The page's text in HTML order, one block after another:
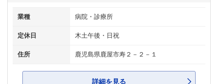
業種 病院・診療所
定休日 木土午後・日祝
住所 鹿児島県鹿屋市寿２－２－１
詳細を見る